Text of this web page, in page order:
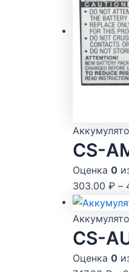
CS-
Оценка 0
303.00 ₽ –
CS-
Оценка 0